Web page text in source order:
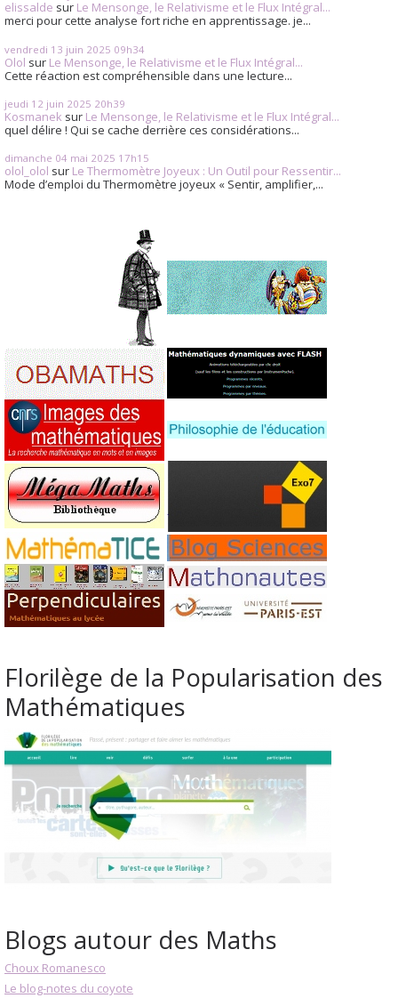
elissalde sur Le Mensonge, le Relativisme et le Flux Intégral...
merci pour cette analyse fort riche en apprentissage. je...
vendredi 13 juin 2025 09h34
Olol sur Le Mensonge, le Relativisme et le Flux Intégral...
Cette réaction est compréhensible dans une lecture...
jeudi 12 juin 2025 20h39
Kosmanek sur Le Mensonge, le Relativisme et le Flux Intégral...
quel délire ! Qui se cache derrière ces considérations...
dimanche 04 mai 2025 17h15
olol_olol sur Le Thermomètre Joyeux : Un Outil pour Ressentir...
Mode d’emploi du Thermomètre joyeux « Sentir, amplifier,...
Florilège de la Popularisation des
Mathématiques
Blogs autour des Maths
Choux Romanesco
Le blog-notes du coyote